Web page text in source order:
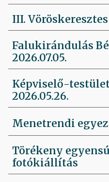
III.
Falukirándulás
2026.07.05.
Képviselő-
2026.05.26.
Menetrendi
Törékeny
fotókiállítás